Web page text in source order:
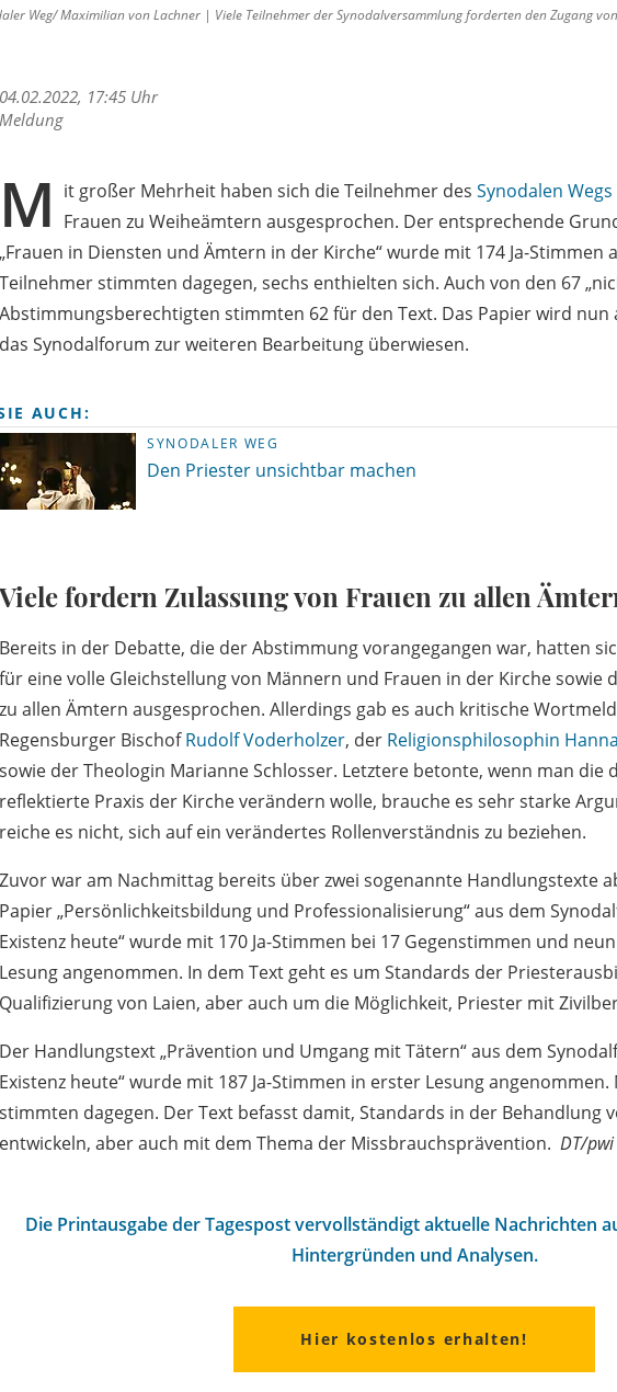
Weg/ Maximilian von Lachner | Viele Teilnehmer der Synodalversammlung forderten den Zugang
04.02.2022, 17:45 Uhr
Meldung
M it großer Mehrheit haben sich die Teilnehmer des Synodalen Wegs
Frauen zu Weiheämtern ausgesprochen. Der entsprechende
„Frauen in Diensten und Ämtern in der Kirche“ wurde mit 174 Ja-Stimmen
Teilnehmer stimmten dagegen, sechs enthielten sich. Auch von den 67
Abstimmungsberechtigten stimmten 62 für den Text. Das Papier wird nun
das Synodalforum zur weiteren Bearbeitung überwiesen.
AUCH:
SYNODALER WEG
Den Priester unsichtbar machen
Viele fordern Zulassung von Frauen zu allen
Bereits in der Debatte, die der Abstimmung vorangegangen war, hatten
für eine volle Gleichstellung von Männern und Frauen in der Kirche sowie
zu allen Ämtern ausgesprochen. Allerdings gab es auch kritische
Regensburger BischofRudolf Voderholzer, der Religionsphilosophin
sowie der Theologin Marianne Schlosser. Letztere betonte, wenn man die
reflektierte Praxis der Kirche verändern wolle, brauche es sehr starke
reiche es nicht, sich auf ein verändertes Rollenverständnis zu beziehen.
Zuvor war am Nachmittag bereits über zwei sogenannte Handlungstexte
Papier „Persönlichkeitsbildung und Professionalisierung“ aus dem
Existenz heute“ wurde mit 170 Ja-Stimmen bei 17 Gegenstimmen und
Lesung angenommen. In dem Text geht es um Standards der
Qualifizierung von Laien, aber auch um die Möglichkeit, Priester mit
Der Handlungstext „Prävention und Umgang mit Tätern“ aus dem
Existenz heute“ wurde mit 187 Ja-Stimmen in erster Lesung
stimmten dagegen. Der Text befasst damit, Standards in der Behandlung
entwickeln, aber auch mit dem Thema der Missbrauchsprävention. DT/pwi
Die Printausgabe der Tagespost vervollständigt aktuelle Nachrichten
Hintergründen und Analysen.
Hier kostenlos erhalten!